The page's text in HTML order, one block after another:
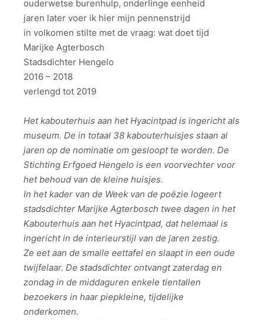
ouderwetse burenhulp, onderlinge eenheid
jaren later voer ik hier mijn pennenstrijd
in volkomen stilte met de vraag: wat doet tijd
Marijke Agterbosch
Stadsdichter Hengelo
2016 – 2018
verlengd tot 2019
Het kabouterhuis aan het Hyacintpad is ingericht als
museum. De in totaal 38 kabouterhuisjes staan al
jaren op de nominatie om gesloopt te worden. De
Stichting Erfgoed Hengelo is een voorvechter voor
het behoud van de kleine huisjes.
In het kader van de Week van de poëzie logeert
stadsdichter Marijke Agterbosch twee dagen in het
Kabouterhuis aan het Hyacintpad, dat helemaal is
ingericht in de interieurstijl van de jaren zestig.
Ze eet aan de smalle eettafel en slaapt in een oude
twijfelaar. De stadsdichter ontvangt zaterdag en
zondag in de middaguren enkele tientallen
bezoekers in haar piepkleine, tijdelijke
onderkomen.